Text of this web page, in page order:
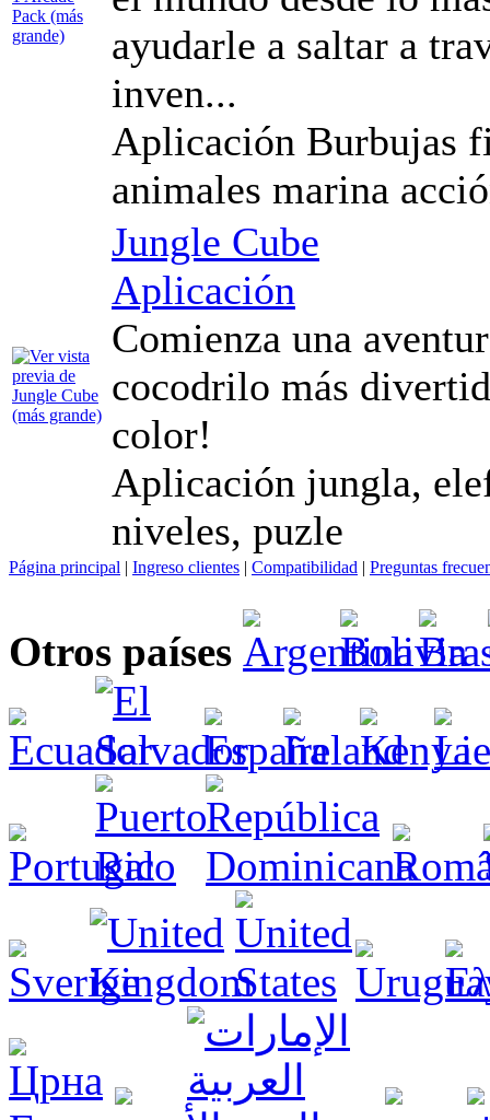
ayudarle a saltar a
inven...
Aplicación Burbujas
animales marina
Jungle Cube
Aplicación
Comienza una
cocodrilo más
color!
Aplicación jungla,
niveles, puzle
Página principal | Ingreso clientes | Compatibilidad | Preguntas
Otros países